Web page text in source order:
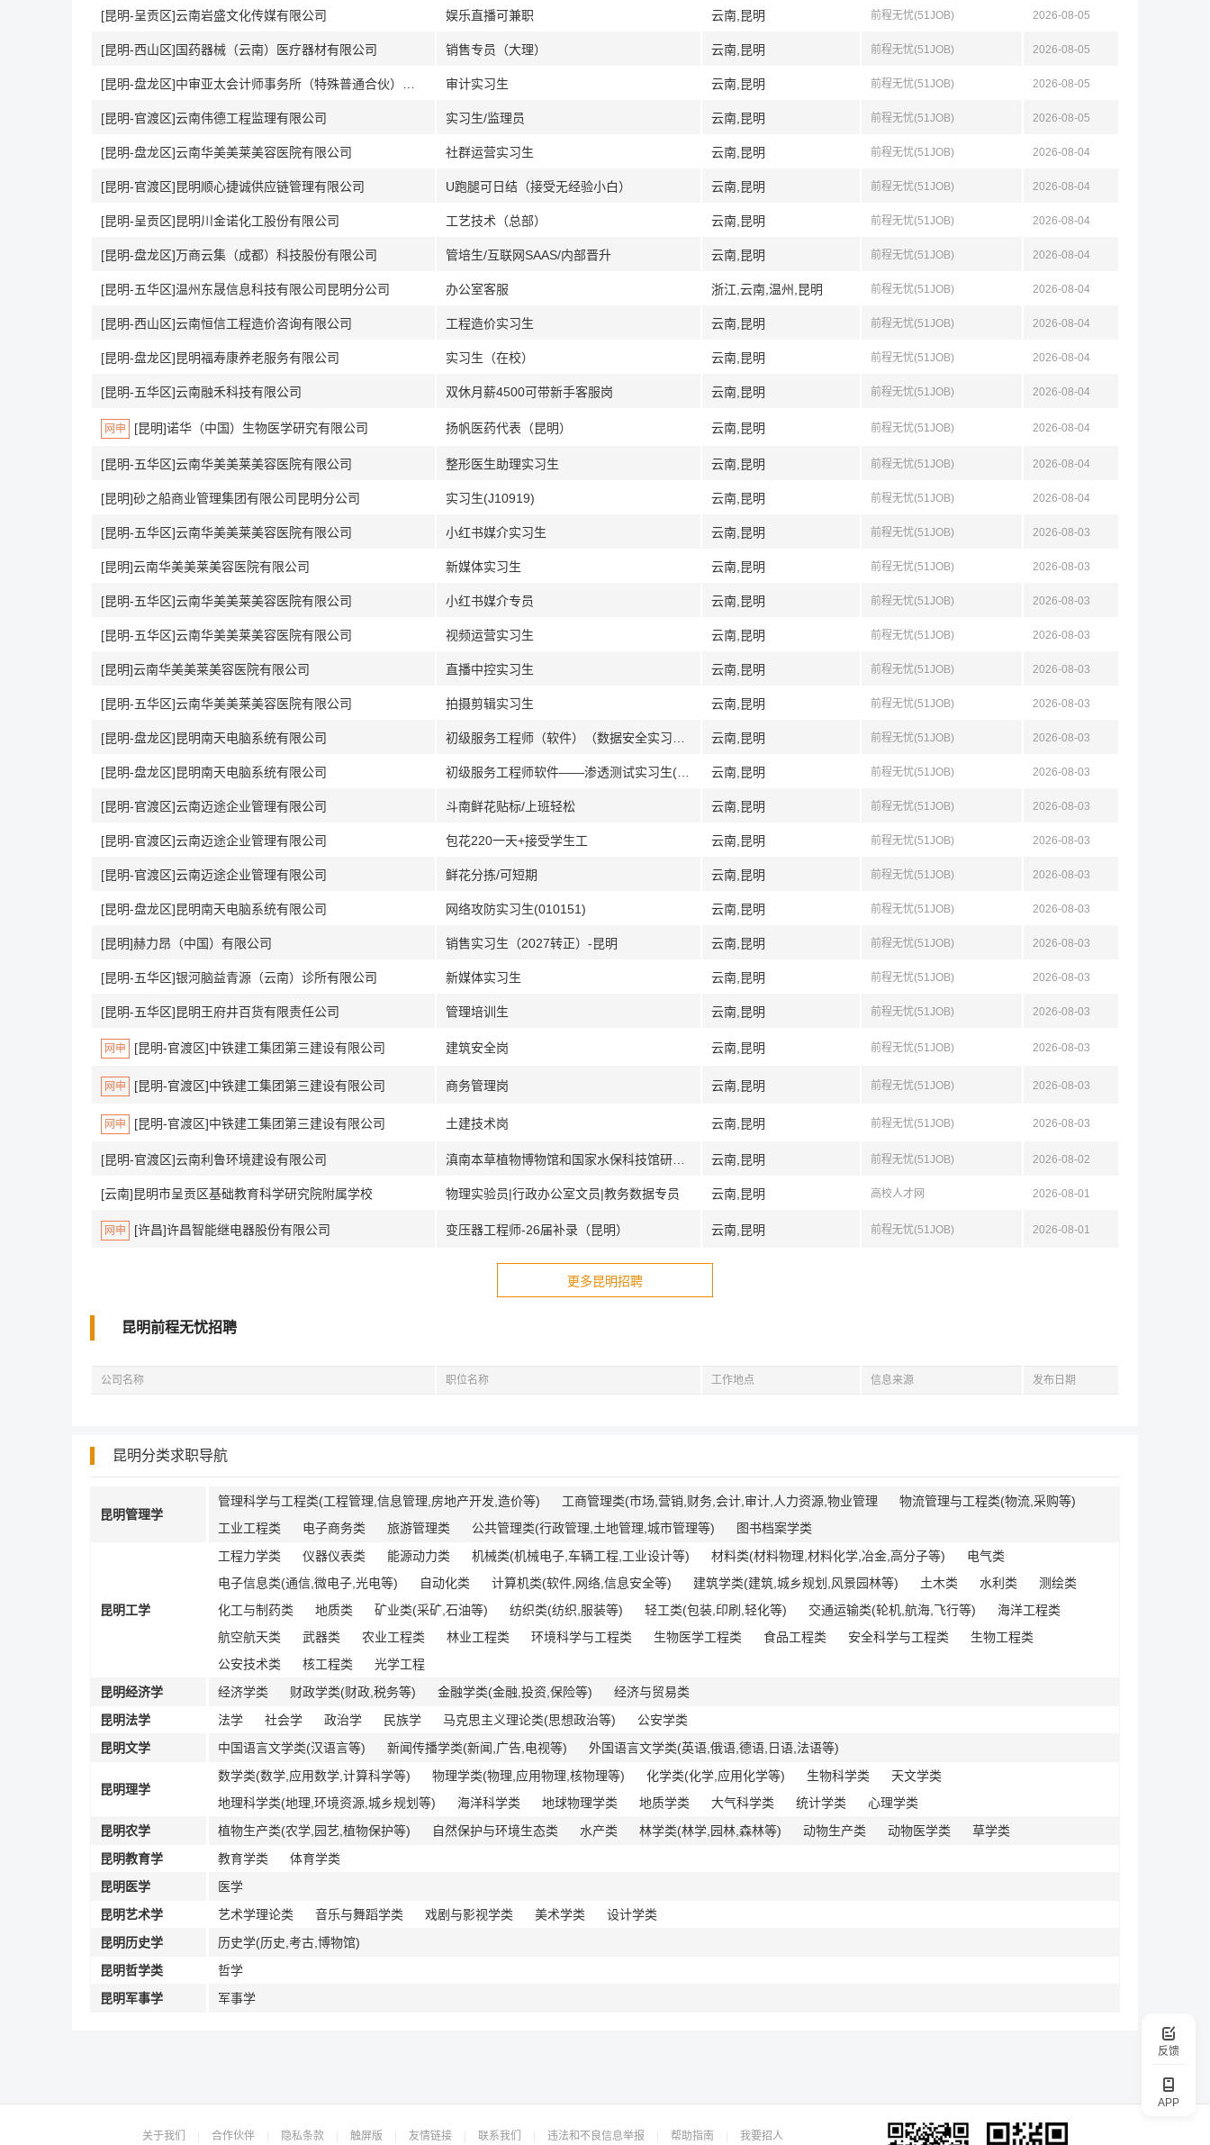
反馈
APP
[昆明-呈贡区]云南岩盛文化传媒有限公司 娱乐直播可兼职 云南,昆明 前程无忧(51JOB) 2026-08-05
[昆明-西山区]国药器械（云南）医疗器材有限公司 销售专员（大理） 云南,昆明 前程无忧(51JOB) 2026-08-05
审计实习生 云南,昆明 前程无忧(51JOB) 2026-08-05
[昆明-官渡区]云南伟德工程监理有限公司 实习生/监理员 云南,昆明 前程无忧(51JOB) 2026-08-05
[昆明-盘龙区]云南华美美莱美容医院有限公司 社群运营实习生 云南,昆明 前程无忧(51JOB) 2026-08-04
[昆明-官渡区]昆明顺心捷诚供应链管理有限公司 U跑腿可日结（接受无经验小白） 云南,昆明 前程无忧(51JOB) 2026-08-04
[昆明-呈贡区]昆明川金诺化工股份有限公司 工艺技术（总部） 云南,昆明 前程无忧(51JOB) 2026-08-04
[昆明-盘龙区]万商云集（成都）科技股份有限公司 管培生/互联网SAAS/内部晋升 云南,昆明 前程无忧(51JOB) 2026-08-04
[昆明-五华区]温州东晟信息科技有限公司昆明分公司 办公室客服 浙江,云南,温州,昆明 前程无忧(51JOB) 2026-08-04
[昆明-西山区]云南恒信工程造价咨询有限公司 工程造价实习生 云南,昆明 前程无忧(51JOB) 2026-08-04
[昆明-盘龙区]昆明福寿康养老服务有限公司 实习生（在校） 云南,昆明 前程无忧(51JOB) 2026-08-04
[昆明-五华区]云南融禾科技有限公司 双休月薪4500可带新手客服岗 云南,昆明 前程无忧(51JOB) 2026-08-04
网申 [昆明]诺华（中国）生物医学研究有限公司 扬帆医药代表（昆明） 云南,昆明 前程无忧(51JOB) 2026-08-04
[昆明-五华区]云南华美美莱美容医院有限公司 整形医生助理实习生 云南,昆明 前程无忧(51JOB) 2026-08-04
[昆明]砂之船商业管理集团有限公司昆明分公司 实习生(J10919) 云南,昆明 前程无忧(51JOB) 2026-08-04
[昆明-五华区]云南华美美莱美容医院有限公司 小红书媒介实习生 云南,昆明 前程无忧(51JOB) 2026-08-03
[昆明]云南华美美莱美容医院有限公司 新媒体实习生 云南,昆明 前程无忧(51JOB) 2026-08-03
[昆明-五华区]云南华美美莱美容医院有限公司 小红书媒介专员 云南,昆明 前程无忧(51JOB) 2026-08-03
[昆明-五华区]云南华美美莱美容医院有限公司 视频运营实习生 云南,昆明 前程无忧(51JOB) 2026-08-03
[昆明]云南华美美莱美容医院有限公司 直播中控实习生 云南,昆明 前程无忧(51JOB) 2026-08-03
[昆明-五华区]云南华美美莱美容医院有限公司 拍摄剪辑实习生 云南,昆明 前程无忧(51JOB) 2026-08-03
[昆明-盘龙区]昆明南天电脑系统有限公司 云南,昆明 前程无忧(51JOB) 2026-08-03
[昆明-盘龙区]昆明南天电脑系统有限公司 云南,昆明 前程无忧(51JOB) 2026-08-03
[昆明-官渡区]云南迈途企业管理有限公司 斗南鲜花贴标/上班轻松 云南,昆明 前程无忧(51JOB) 2026-08-03
[昆明-官渡区]云南迈途企业管理有限公司 包花220一天+接受学生工 云南,昆明 前程无忧(51JOB) 2026-08-03
[昆明-官渡区]云南迈途企业管理有限公司 鲜花分拣/可短期 云南,昆明 前程无忧(51JOB) 2026-08-03
[昆明-盘龙区]昆明南天电脑系统有限公司 网络攻防实习生(010151) 云南,昆明 前程无忧(51JOB) 2026-08-03
[昆明]赫力昂（中国）有限公司 销售实习生（2027转正）-昆明 云南,昆明 前程无忧(51JOB) 2026-08-03
[昆明-五华区]银河脑益青源（云南）诊所有限公司 新媒体实习生 云南,昆明 前程无忧(51JOB) 2026-08-03
[昆明-五华区]昆明王府井百货有限责任公司 管理培训生 云南,昆明 前程无忧(51JOB) 2026-08-03
网申 [昆明-官渡区]中铁建工集团第三建设有限公司 建筑安全岗 云南,昆明 前程无忧(51JOB) 2026-08-03
网申 [昆明-官渡区]中铁建工集团第三建设有限公司 商务管理岗 云南,昆明 前程无忧(51JOB) 2026-08-03
网申 [昆明-官渡区]中铁建工集团第三建设有限公司 土建技术岗 云南,昆明 前程无忧(51JOB) 2026-08-03
[昆明-官渡区]云南利鲁环境建设有限公司 云南,昆明 前程无忧(51JOB) 2026-08-02
[云南]昆明市呈贡区基础教育科学研究院附属学校 物理实验员|行政办公室文员|教务数据专员 云南,昆明 高校人才网 2026-08-01
网申 [许昌]许昌智能继电器股份有限公司 变压器工程师-26届补录（昆明） 云南,昆明 前程无忧(51JOB) 2026-08-01
更多昆明招聘
昆明前程无忧招聘
公司名称 职位名称 工作地点 信息来源 发布日期
昆明分类求职导航
昆明管理学
管理科学与工程类(工程管理,信息管理,房地产开发,造价等) 工商管理类(市场,营销,财务,会计,审计,人力资源,物业管理
物流管理与工程类(物流,采购等)
工业工程类
电子商务类 旅游管理类 公共管理类(行政管理,土地管理,城市管理等) 图书档案学类
昆明工学
工程力学类 仪器仪表类 能源动力类 机械类(机械电子,车辆工程,工业设计等) 材料类(材料物理,材料化学,冶金,高分子等)
电气类
电子信息类(通信,微电子,光电等)
自动化类 计算机类(软件,网络,信息安全等) 建筑学类(建筑,城乡规划,风景园林等) 土木类 水利类
测绘类
化工与制药类
地质类 矿业类(采矿,石油等) 纺织类(纺织,服装等) 轻工类(包装,印刷,轻化等) 交通运输类(轮机,航海,飞行等)
海洋工程类
航空航天类
武器类 农业工程类 林业工程类 环境科学与工程类 生物医学工程类 食品工程类 安全科学与工程类
生物工程类
公安技术类
核工程类
光学工程
昆明经济学
经济学类 财政学类(财政,税务等) 金融学类(金融,投资,保险等)
经济与贸易类
昆明法学
法学 社会学 政治学 民族学 马克思主义理论类(思想政治等)
公安学类
昆明文学
中国语言文学类(汉语言等) 新闻传播学类(新闻,广告,电视等) 外国语言文学类(英语,俄语,德语,日语,法语等)
昆明理学
数学类(数学,应用数学,计算科学等) 物理学类(物理,应用物理,核物理等) 化学类(化学,应用化学等) 生物科学类
天文学类
地理科学类(地理,环境资源,城乡规划等)
海洋科学类 地球物理学类 地质学类 大气科学类 统计学类
心理学类
昆明农学
植物生产类(农学,园艺,植物保护等) 自然保护与环境生态类 水产类 林学类(林学,园林,森林等) 动物生产类 动物医学类
草学类
昆明教育学
教育学类
体育学类
昆明医学
医学
昆明艺术学
艺术学理论类 音乐与舞蹈学类 戏剧与影视学类 美术学类
设计学类
昆明历史学
历史学(历史,考古,博物馆)
昆明哲学类
哲学
昆明军事学
军事学
关于我们 合作伙伴 隐私条款 触屏版 友情链接 联系我们 违法和不良信息举报 帮助指南 我要招人